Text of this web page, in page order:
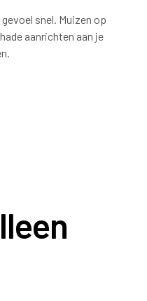
snel. Muizen op
aanrichten aan je